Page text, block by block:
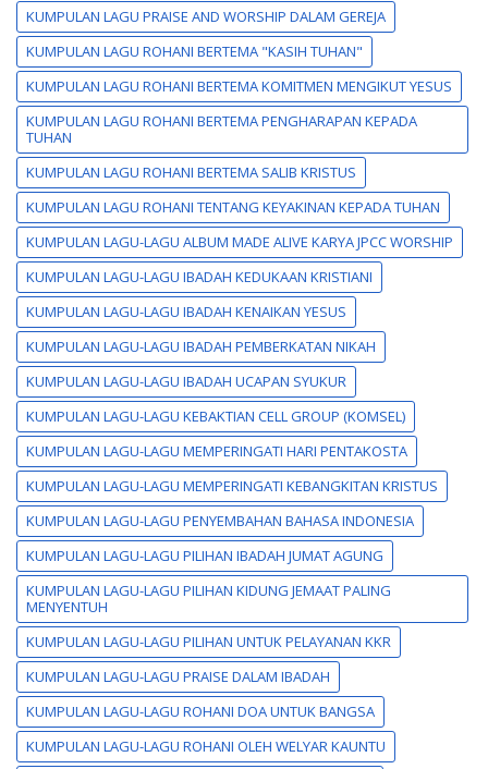
KUMPULAN LAGU PRAISE AND WORSHIP DALAM GEREJA
KUMPULAN LAGU ROHANI BERTEMA "KASIH TUHAN"
KUMPULAN LAGU ROHANI BERTEMA KOMITMEN MENGIKUT YESUS
KUMPULAN LAGU ROHANI BERTEMA PENGHARAPAN KEPADA
TUHAN
KUMPULAN LAGU ROHANI BERTEMA SALIB KRISTUS
KUMPULAN LAGU ROHANI TENTANG KEYAKINAN KEPADA TUHAN
KUMPULAN LAGU-LAGU ALBUM MADE ALIVE KARYA JPCC WORSHIP
KUMPULAN LAGU-LAGU IBADAH KEDUKAAN KRISTIANI
KUMPULAN LAGU-LAGU IBADAH KENAIKAN YESUS
KUMPULAN LAGU-LAGU IBADAH PEMBERKATAN NIKAH
KUMPULAN LAGU-LAGU IBADAH UCAPAN SYUKUR
KUMPULAN LAGU-LAGU KEBAKTIAN CELL GROUP (KOMSEL)
KUMPULAN LAGU-LAGU MEMPERINGATI HARI PENTAKOSTA
KUMPULAN LAGU-LAGU MEMPERINGATI KEBANGKITAN KRISTUS
KUMPULAN LAGU-LAGU PENYEMBAHAN BAHASA INDONESIA
KUMPULAN LAGU-LAGU PILIHAN IBADAH JUMAT AGUNG
KUMPULAN LAGU-LAGU PILIHAN KIDUNG JEMAAT PALING
MENYENTUH
KUMPULAN LAGU-LAGU PILIHAN UNTUK PELAYANAN KKR
KUMPULAN LAGU-LAGU PRAISE DALAM IBADAH
KUMPULAN LAGU-LAGU ROHANI DOA UNTUK BANGSA
KUMPULAN LAGU-LAGU ROHANI OLEH WELYAR KAUNTU